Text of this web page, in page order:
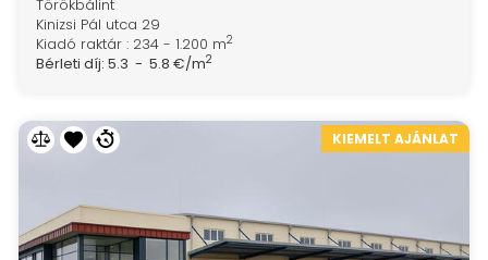
Törökbálint
Kinizsi Pál utca 29
Kiadó raktár : 234 - 1.200 m2
Bérleti díj: 5.3 - 5.8 €/m2
KIEMELT AJÁNLAT